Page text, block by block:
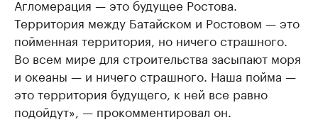
Агломерация — это будущее Ростова.
Территория между Батайском и Ростовом — это
пойменная территория, но ничего страшного.
Во всем мире для строительства засыпают моря
и океаны — и ничего страшного. Наша пойма —
это территория будущего, к ней все равно
подойдут», — прокомментировал он.